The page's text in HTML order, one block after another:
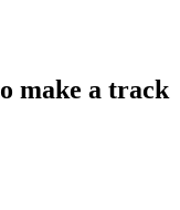
make a track